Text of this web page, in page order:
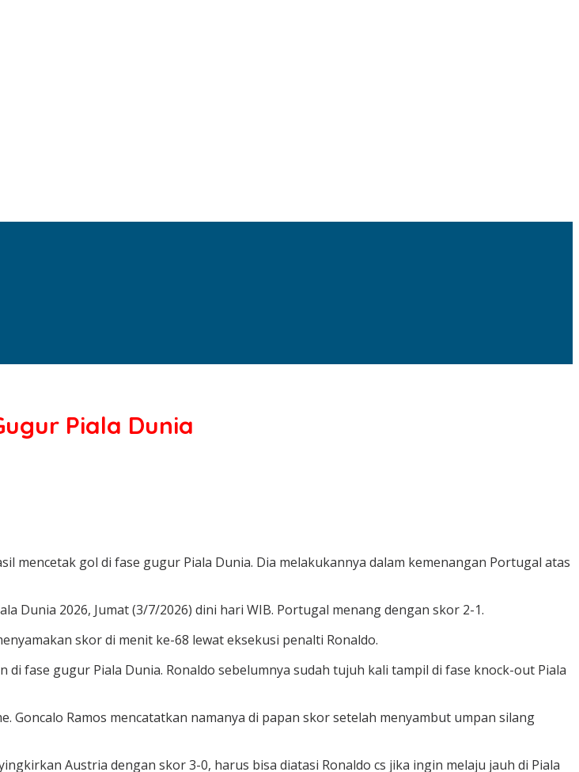
Piala Dunia
mencetak gol di fase gugur Piala Dunia. Dia melakukannya dalam kemenangan Portugal atas
Dunia 2026, Jumat (3/7/2026) dini hari WIB. Portugal menang dengan skor 2-1.
skor di menit ke-68 lewat eksekusi penalti Ronaldo.
fase gugur Piala Dunia. Ronaldo sebelumnya sudah tujuh kali tampil di fase knock-out Piala
Ramos mencatatkan namanya di papan skor setelah menyambut umpan silang
Austria dengan skor 3-0, harus bisa diatasi Ronaldo cs jika ingin melaju jauh di Piala